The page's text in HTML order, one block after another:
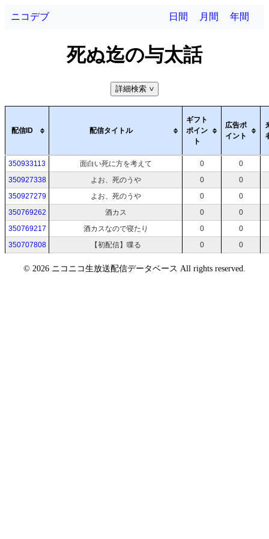
ニコデブ 日間 月間 年間
死ぬ迄の与太話
詳細検索 >
配信ID 配信タイトル
ギフト
ポイン
ト
広告ポ
イント
350933113 面白い死に方を考えて 0
0
350927338
よお、死のうや 0
0
350927279
よお、死のうや 0
0
350769262
酒カス 0
0
350769217
酒カスなので寝たり 0
0
350707808
【初配信】喋る 0 0
© 2026 ニコニコ生放送配信データベース All rights reserved.